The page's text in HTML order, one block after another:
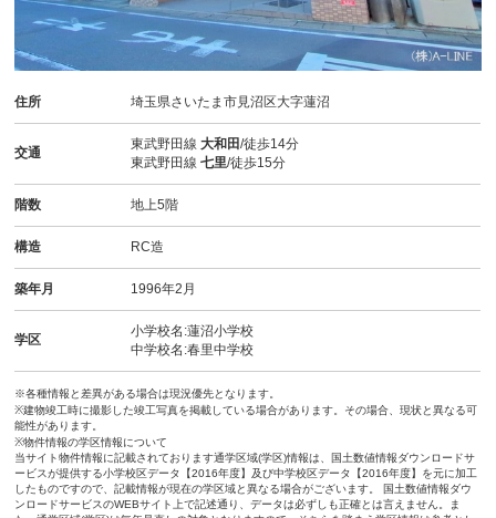
住所 埼玉県さいたま市見沼区大字蓮沼
交通
東武野田線大和田/徒歩14分
東武野田線七里/徒歩15分
階数 地上5階
構造 RC造
築年月 1996年2月
学区
小学校名:蓮沼小学校
中学校名:春里中学校
※各種情報と差異がある場合は現況優先となります。
※建物竣工時に撮影した竣工写真を掲載している場合があります。その場合、現状と異なる可
能性があります。
※物件情報の学区情報について
当サイト物件情報に記載されております通学区域(学区)情報は、国土数値情報ダウンロードサ
ービスが提供する小学校区データ【2016年度】及び中学校区データ【2016年度】を元に加工
したものですので、記載情報が現在の学区域と異なる場合がございます。 国土数値情報ダウ
ンロードサービスのWEBサイト上で記述通り、データは必ずしも正確とは言えません。ま